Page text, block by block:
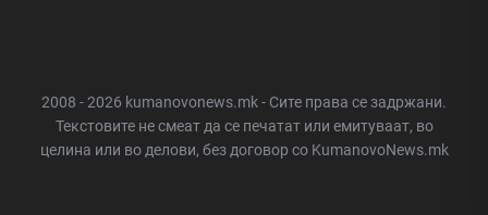
2008 - 2026 kumanovonews.mk - Сите права се задржани.
Текстовите не смеат да се печатат или емитуваат, во
целина или во делови, без договор со KumanovoNews.mk